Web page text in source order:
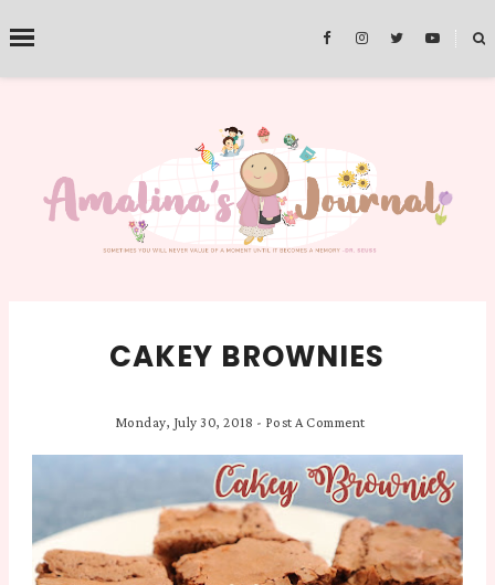
˟
SEARCH THIS BLOG
CAKEY BROWNIES
Monday, July 30, 2018 - Post A Comment